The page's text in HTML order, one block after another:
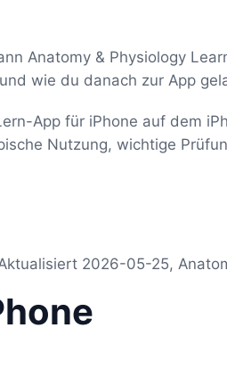
Anatomy & Physiology
wie du danach zur App
App für iPhone auf dem
Nutzung, wichtige
2026-05-25,